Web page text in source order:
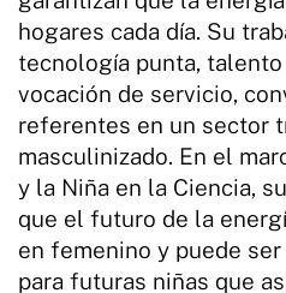
hogares cada día. Su
tecnología punta,
vocación de servicio,
referentes en un sector
masculinizado. En el
y la Niña en la Ciencia,
que el futuro de la
en femenino y puede
para futuras niñas que